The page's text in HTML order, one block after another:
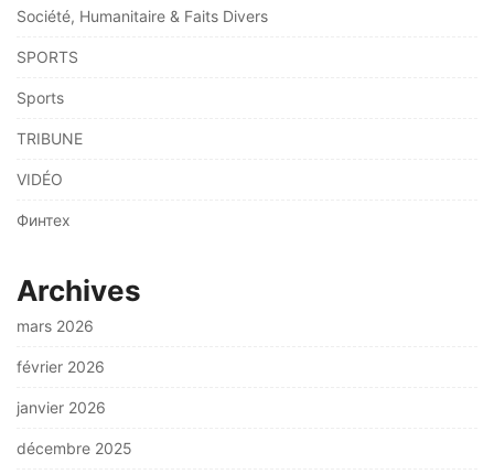
Société, Humanitaire & Faits Divers
SPORTS
Sports
TRIBUNE
VIDÉO
Финтех
Archives
mars 2026
février 2026
janvier 2026
décembre 2025